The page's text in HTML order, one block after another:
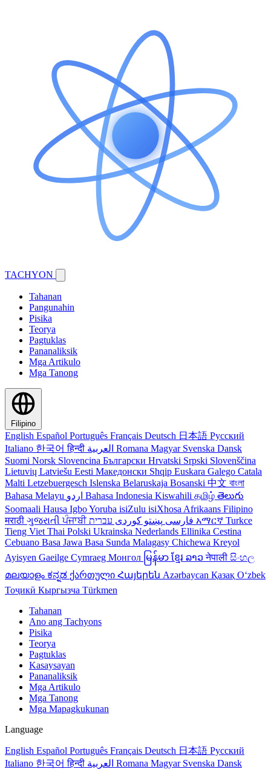
TACHYON
Tahanan
Pangunahin
Pisika
Teorya
Pagtuklas
Pananaliksik
Mga Artikulo
Mga Tanong
Filipino
English Español Português Français Deutsch 日本語 Русский
Italiano 한국어हिन्दी Romana Magyar Svenska Dansk
Suomi Norsk Slovencina Български Hrvatski Srpski Slovenščina
Lietuvių Latviešu Eesti Македонски Shqip Euskara Galego Catala
Malti Letzebuergesch Islenska Belaruskaja Bosanski 中文 বাংলা
Bahasa Melayu
Bahasa Indonesia Kiswahili தமிழ் తెలుగు
Soomaali Hausa IgboYoruba isiZulu isiXhosa Afrikaans Filipino
मराठी ગુજરાતીਪੰਜਾਬੀ فارسی پښتو کوردی አማርኛ Turkce
Tieng Viet Thai Polski Ukrainska Nederlands Ellinika Cestina
Cebuano Basa Jawa Basa Sunda Malagasy Chichewa Kreyol
Ayisyen Gaeilge Cymraeg Монгол မြန်မာ ខ្មែរ ລາວनेपाली සිංහල
മലയാളം ಕನ್ನಡ ქართული Հայերեն Azərbaycan Қазақ Oʻzbek
Тоҷикӣ Кыргызча Türkmen
Tahanan
Ano ang Tachyons
Pisika
Teorya
Pagtuklas
Kasaysayan
Pananaliksik
Mga Artikulo
Mga Tanong
Mga Mapagkukunan
Language
English Español Português Français Deutsch 日本語 Русский
Italiano 한국어हिन्दी Romana Magyar Svenska Dansk